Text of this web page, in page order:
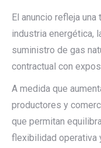
El anuncio refleja
industria energética,
suministro de gas
contractual con
A medida que
productores y
que permitan
flexibilidad operativa